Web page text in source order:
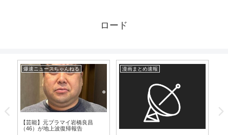
ロード
爆速ニュースちゃんねる
【芸能】元プラマイ岩橋良昌
（46）が地上波復帰報告
漫画まとめ速報